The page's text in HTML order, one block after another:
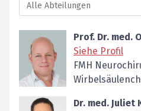
Alle Abteilungen
Prof. Dr. med.
Siehe Profil
FMH
Dr. med. Juliet